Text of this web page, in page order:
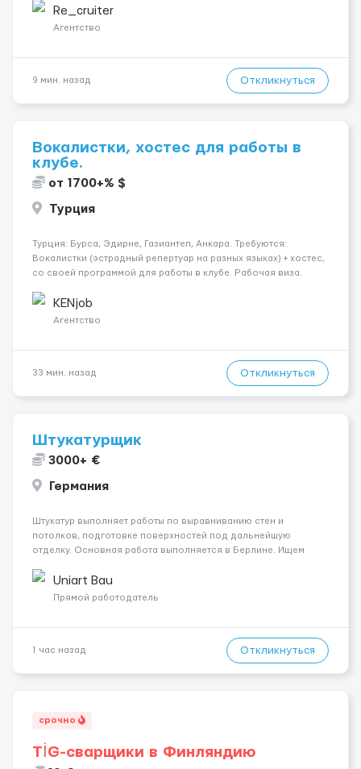
близько 2000 € на місяць (після вирахув...
Re_cruiter
Агентство
9 мин. назад Откликнуться
Вокалистки, хостес для работы в
клубе.
от 1700+% $
Турция
Турция: Бурса, Эдирне, Газиантеп, Анкара. Требуются:
Вокалистки (эстрадный репертуар на разных языках) + хостеc,
со своей программой для работы в клубе. Рабочая виза.
одного до трех месяцев. Мед. страховка. Высокая зарплат...
KENjob
Агентство
33 мин. назад Откликнуться
Штукатурщик
3000+ €
Германия
Штукатур выполняет работы по выравниванию стен и
потолков, подготовке поверхностей под дальнейшую
отделку. Основная работа выполняется в Берлине. Ищем
специалистов с подтверждённым опытом и портфолио.
Обязанности Подготовка оснований ...
Uniart Bau
Прямой работодатель
1 час назад Откликнуться
срочно
TİG-сварщики в Финляндию